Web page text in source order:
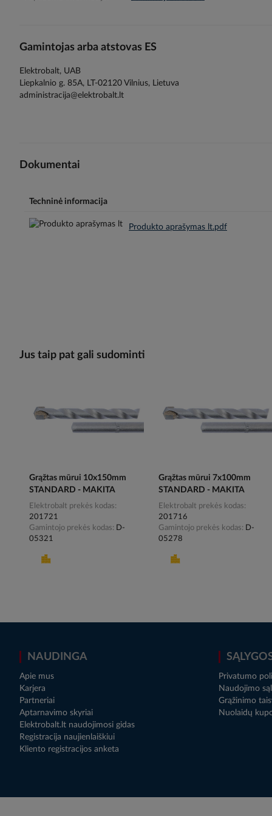
Gamintojas arba atstovas ES
Elektrobalt, UAB
Liepkalnio g. 85A, LT-02120 Vilnius, Lietuva
administracija@elektrobalt.lt
Dokumentai
Techninė informacija
Produkto aprašymas lt.pdf
Jus taip pat gali sudominti
Grąžtas mūrui 10x150mm
STANDARD - MAKITA
Elektrobalt prekės kodas
201721
Gamintojo prekės kodas
D-
05321
Grąžtas mūrui 7x100mm
STANDARD - MAKITA
Elektrobalt prekės kodas
201716
Gamintojo prekės kodas
D-
05278
NAUDINGA
Apie mus
Karjera
Partneriai
Aptarnavimo skyriai
Elektrobalt.lt naudojimosi gidas
Registracija naujienlaiškiui
Kliento registracijos anketa
Privatumo
Naudojimo
Grąžinimo
Nuolaidų